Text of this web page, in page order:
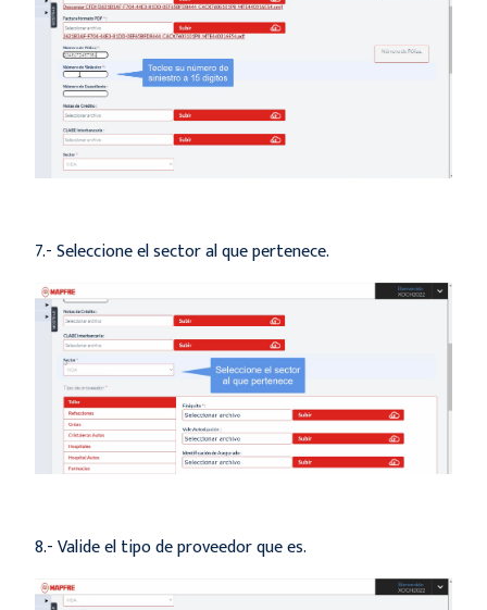
7.- Seleccione el sector al que pertenece.
8.- Valide el tipo de proveedor que es.